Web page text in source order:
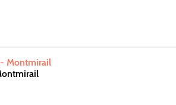
- Montmirail